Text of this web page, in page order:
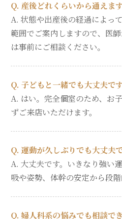
Q. 産後どれくらいから通えま
A. 状態や出産後の経過によっ
範囲でご案内しますので、医
は事前にご相談ください。
Q. 子どもと一緒でも大丈夫で
A. はい。完全個室のため、お
ずご来店いただけます。
Q. 運動が久しぶりでも大丈夫
A. 大丈夫です。いきなり強い
吸や姿勢、体幹の安定から段階
Q. 婦人科系の悩みでも相談で